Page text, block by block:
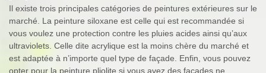
Il existe trois principales catégories de peintures extérieures sur le
marché. La peinture siloxane est celle qui est recommandée si
vous voulez une protection contre les pluies acides ainsi qu’aux
ultraviolets. Celle dite acrylique est la moins chère du marché et
est adaptée à n’importe quel type de façade. Enfin, vous pouvez
opter pour la peinture pliolite si vous avez des façades ne